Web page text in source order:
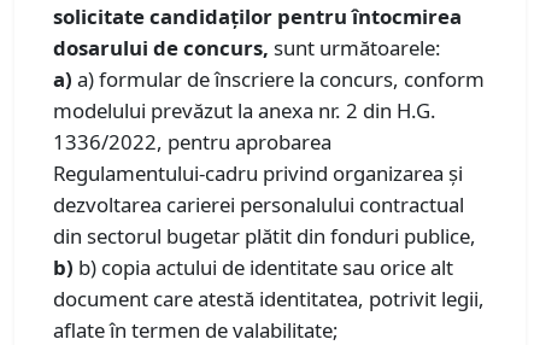
solicitate candidaţilor pentru întocmirea
dosarului de concurs, sunt următoarele:
a) a) formular de înscriere la concurs, conform
modelului prevăzut la anexa nr. 2 din H.G.
1336/2022, pentru aprobarea
Regulamentului-cadru privind organizarea şi
dezvoltarea carierei personalului contractual
din sectorul bugetar plătit din fonduri publice,
b) b) copia actului de identitate sau orice alt
document care atestă identitatea, potrivit legii,
aflate în termen de valabilitate;